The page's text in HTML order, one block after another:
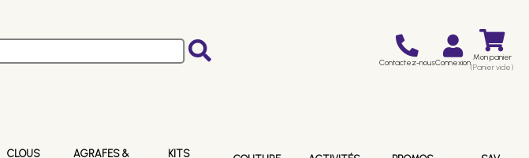
Contactez-nousConnexion Mon panier
(Panier vide)
CLOUS
AGRAFES &
KITS